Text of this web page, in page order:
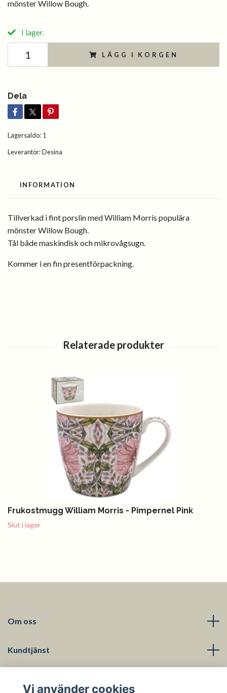
mönster Willow Bough.
I lager.
LÄGG I KORGEN
Dela
Lagersaldo: 1
Leverantör:Desina
INFORMATION
Tillverkad i fint porslin med William Morris populära
mönster Willow Bough.
Tål både maskindisk och mikrovågsugn.
Kommer i en fin presentförpackning.
Frukostmugg William Morris - Pimpernel Pink
Slut i lager
Om oss
Kundtjänst
Vi använder cookies